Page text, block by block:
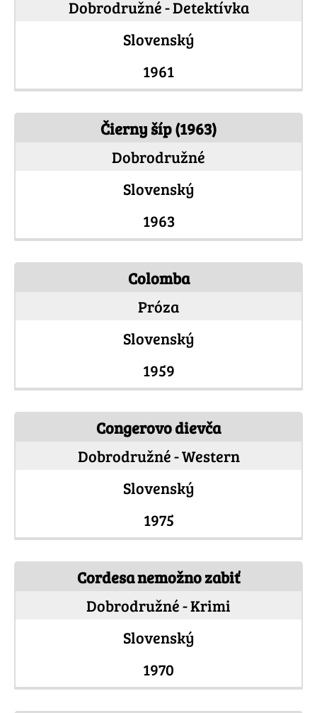
Dobrodružné - Detektívka
Slovenský
1961
Čierny šíp (1963)
Dobrodružné
Slovenský
1963
Colomba
Próza
Slovenský
1959
Congerovo dievča
Dobrodružné - Western
Slovenský
1975
Cordesa nemožno zabiť
Dobrodružné - Krimi
Slovenský
1970